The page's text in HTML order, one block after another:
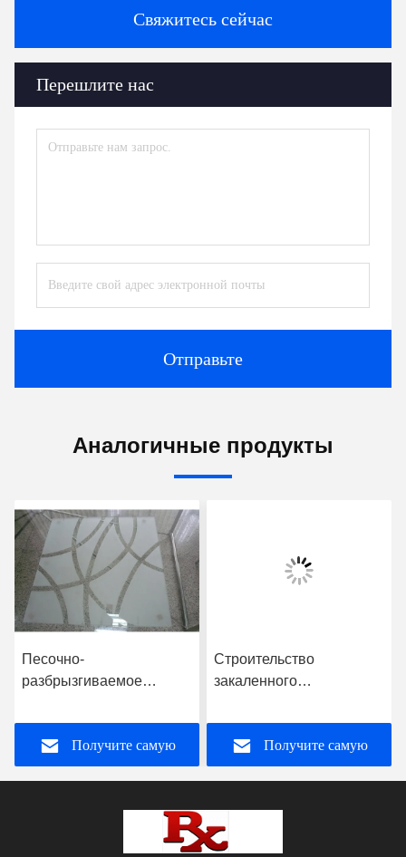
Свяжитесь сейчас
Перешлите нас
Отправьте
Аналогичные продукты
Песочно-
разбрызгиваемое
закаленное стекло для
перегородки залов и
столовых
Получите самую
Строительство
закаленного
непрозрачного цветного
стеклянного градиента
Получите самую